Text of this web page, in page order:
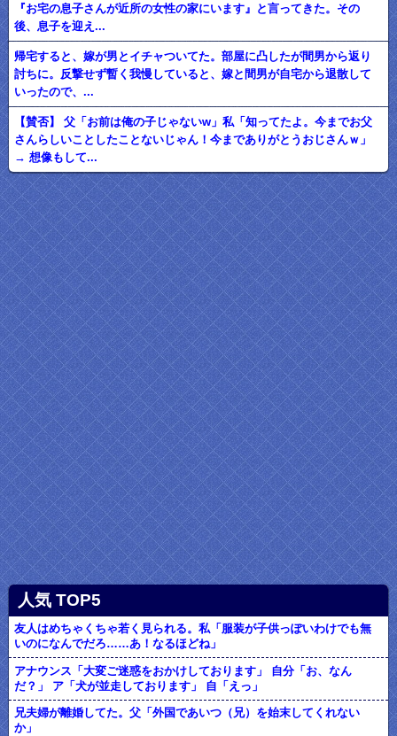
『お宅の息子さんが近所の女性の家にいます』と言ってきた。その
後、息子を迎え...
帰宅すると、嫁が男とイチャついてた。部屋に凸したが間男から返り
討ちに。反撃せず暫く我慢していると、嫁と間男が自宅から退散して
いったので、...
【賛否】 父「お前は俺の子じゃないw」私「知ってたよ。今までお父
さんらしいことしたことないじゃん！今までありがとうおじさんｗ」
→ 想像もして...
人気 TOP5
友人はめちゃくちゃ若く見られる。私「服装が子供っぽいわけでも無
いのになんでだろ……あ！なるほどね」
アナウンス「大変ご迷惑をおかけしております」 自分「お、なん
だ？」 ア「犬が並走しております」 自「えっ」
兄夫婦が離婚してた。父「外国であいつ（兄）を始末してくれない
か」